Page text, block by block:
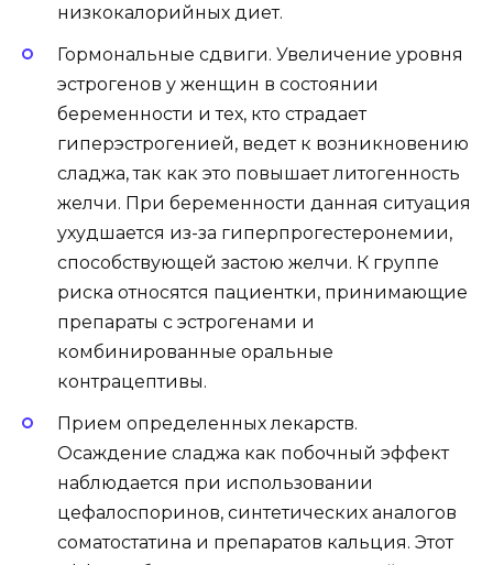
низкокалорийных диет.
Гормональные сдвиги. Увеличение уровня
эстрогенов у женщин в состоянии
беременности и тех, кто страдает
гиперэстрогенией, ведет к возникновению
сладжа, так как это повышает литогенность
желчи. При беременности данная ситуация
ухудшается из-за гиперпрогестеронемии,
способствующей застою желчи. К группе
риска относятся пациентки, принимающие
препараты с эстрогенами и
комбинированные оральные
контрацептивы.
Прием определенных лекарств.
Осаждение сладжа как побочный эффект
наблюдается при использовании
цефалоспоринов, синтетических аналогов
соматостатина и препаратов кальция. Этот